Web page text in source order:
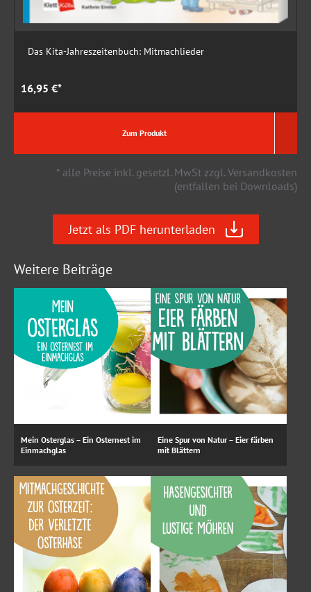
Das Kita-Jahreszeitenbuch: Mitmachlieder
16,95 €*
Zum Produkt
* alle Preise inkl. gesetzl. MwSt zzgl. Versandkosten
(entfallen bei Downloads)
Jetzt als PDF herunterladen
Weitere Beiträge
Mein Osterglas – Ein Osternest im
Einmachglas
Eine Spur von Natur – Eier färben
mit Blättern